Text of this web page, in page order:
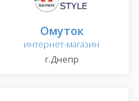
Омуток
интернет-магазин
г.Днепр